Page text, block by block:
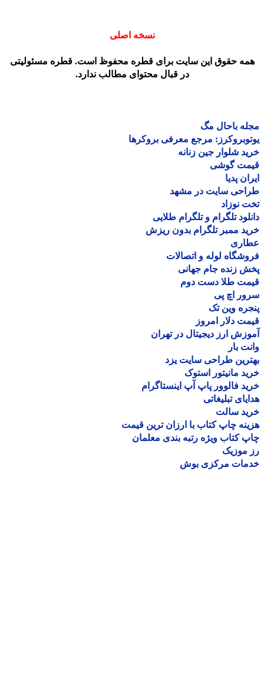
نسخه اصلی
حقوق این سایت برای قطره محفوظ است. قطره مسئولیتی
در قبال محتوای مطالب ندارد.
باحال مگ
مرجع معرفی بروکرها
شلوار جین زنانه
گوشی
پدیا
سایت در مشهد
نوزاد
تلگرام و تلگرام طلایی
ممبر تلگرام بدون ریزش
لوله و اتصالات
زنده جام جهانی
طلا دست دوم
اچ پی
وین تک
دلار امروز
ارز دیجیتال در تهران
بار
طراحی سایت یزد
مانیتور استوک
فالوور پاپ آپ اینستاگرام
تبلیغاتی
سالت
چاپ کتاب با ارزان ترین قیمت
کتاب ویژه رتبه بندی معلمان
موزیک
مرکزی بوش